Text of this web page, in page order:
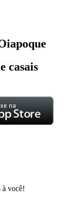
casais
à você!